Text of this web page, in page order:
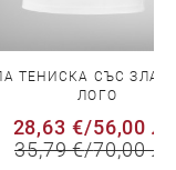
ТЕНИСКА СЪС
ЛОГО
28,63 €/56,00
35,79 €/70,00